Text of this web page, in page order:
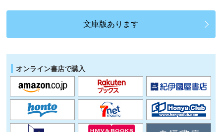
文庫版あります
オンライン書店で購入